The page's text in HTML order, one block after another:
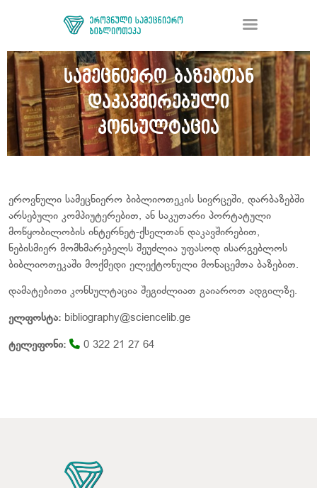
სამეცნიერო ბაზებთან
დაკავშირებული
კონსულტაცია
ᲑᲘᲑᲚᲘᲝᲗᲔᲙᲐ
ᲛᲝᲛᲡᲐᲮᲣᲠᲔᲑᲐ
ᲦᲘᲐ ᲛᲔᲪᲜᲘᲔᲠᲔᲑᲐ
ᲓᲝᲜᲐᲪᲘᲐ
ᲙᲝᲜᲢᲐᲥᲢᲘ
ეროვნული სამეცნიერო ბიბლიოთეკის სივრცეში, დარბაზებში
არსებული კომპიუტერებით, ან საკუთარი პორტატული
მოწყობილობის ინტერნეტ-ქსელთან დაკავშირებით,
ნებისმიერ მომხმარებელს შეუძლია უფასოდ ისარგებლოს
ბიბლიოთეკაში მოქმედი ელექტონული მონაცემთა ბაზებით.
დამატებითი კონსულტაცია შეგიძლიათ გაიაროთ ადგილზე.
ელფოსტა: bibliography@sciencelib.ge
ტელეფონი: 0 322 21 27 64